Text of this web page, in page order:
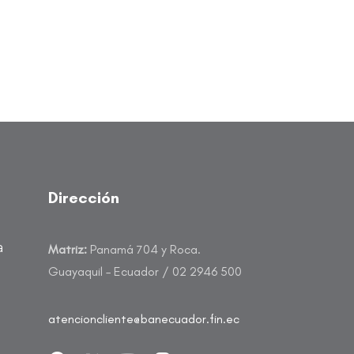
Dirección
Matriz: Panamá 704 y Roca.
Guayaquil – Ecuador / 02 2946 500
atencioncliente@banecuador.fin.ec